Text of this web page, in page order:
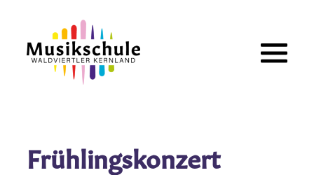
springen
Frühlingskonzert